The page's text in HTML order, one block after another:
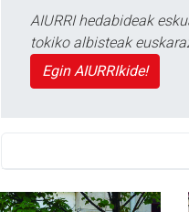
AIURRI hedabideak
tokiko albisteak
Egin AIURRIkide!